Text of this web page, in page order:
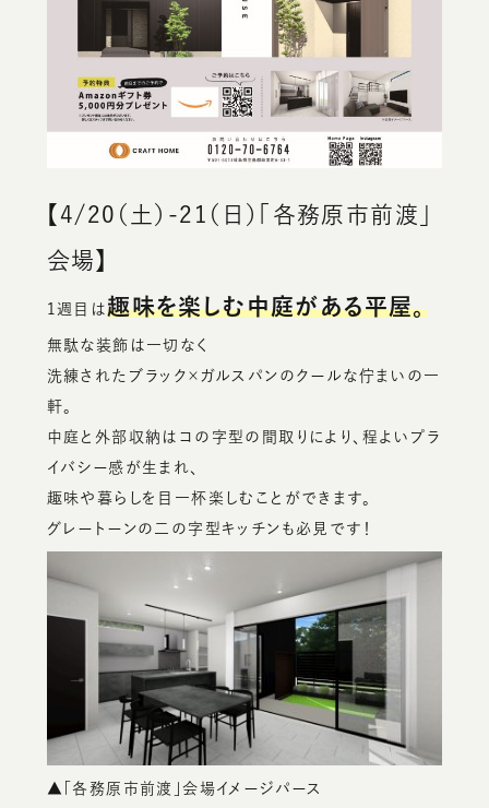
【4/20（土）-21（日）「各務原市前渡」
会場】
1週目は趣味を楽しむ中庭がある平屋。
無駄な装飾は一切なく
洗練されたブラック×ガルスパンのクールな佇まいの一
軒。
中庭と外部収納はコの字型の間取りにより、程よいプラ
イバシー感が生まれ、
趣味や暮らしを目一杯楽しむことができます。
グレートーンの二の字型キッチンも必見です！
▲「各務原市前渡」会場イメージパース